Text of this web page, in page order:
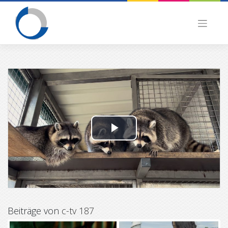
Skip
content
P
l
a
Beiträge von c-tv 187